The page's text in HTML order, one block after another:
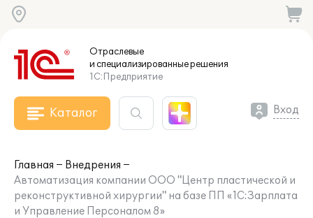
Отраслевые
и специализированныерешения
1С:Предприятие
Каталог Вход
Главная
Внедрения
Автоматизация компании ООО "Центр пластической и
реконструктивной хирургии" на базе ПП «1С:Зарплата
и Управление Персоналом 8»